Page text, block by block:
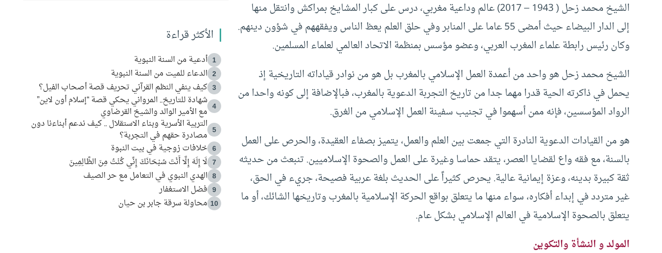
الشيخ محمد زحل ( 1943 – 2017) عالم وداعية مغربي، درس على كبار المشايخ بمراكش وانتقل منها
إلى الدار البيضاء حيث أمضى 55 عاما على المنابر وفي حلق العلم يعظ الناس ويفقههم في شؤون دينهم.
وكان رئيس رابطة علماء المغرب العربي، وعضو مؤسس بمنظمة الاتحاد العالمي لعلماء المسلمين.
الشيخ محمد زحل هو واحد من أعمدة العمل الإسلامي بالمغرب بل هو من نوادر قياداته التاريخية إذ
يحمل في ذاكرته الحية قدرا مهما جدا من تاريخ التجربة الدعوية بالمغرب، فبالإضافة إلى كونه واحدا من
الرواد المؤسسين، فإنه ممن أسهموا في تجنيب سفينة العمل الإسلامي من الغرق.
هو من القيادات الدعوية النادرة التي جمعت بين العلم والعمل، يتميز بصفاء العقيدة، والحرص على العمل
بالسنة، مع فقه واع لقضايا العصر، يتقد حماسا وغيرة على العمل والصحوة الإسلاميين. تنبعث من حديثه
ثقة كبيرة بدينه، وعزة إيمانية عالية. يحرص كثيراً على الحديث بلغة عربية فصيحة، جريء في الحق،
غير متردد في إبداء أفكاره، سواء منها ما يتعلق بواقع الحركة الإسلامية بالمغرب وتاريخها الشائك، أو ما
يتعلق بالصحوة الإسلامية في العالم الإسلامي بشكل عام.
المولد و النشأة والتكوين
الأكثر قراءة
1 أدعية من السنة النبوية
2 الدعاء للميت من السنة النبوية
3 كيف ينفي النظم القرآني تحريف قصة أصحاب الفيل؟
4
شهادة للتاريخ.. المرواني يحكي قصة “إسلام أون لاين”
مع الأمير الوالد والشيخ القرضاوي
5
التربية الأسرية وبناء الاستقلال .. كيف ندعم أبناءنا دون
مصادرة حقهم في التجربة؟
6 خلافات زوجية في بيت النبوة
7 لَا إِلَهَ إِلَّا أَنْتَ سُبْحَانَكَ إِنِّي كُنْتُ مِنَ الظَّالِمِينَ
8 الهدي النبوي في التعامل مع حر الصيف
9 فضل الاستغفار
10 محاولة سرقة جابر بن حيان